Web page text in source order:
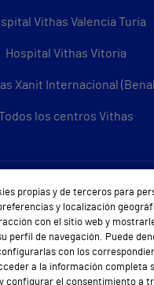
Vithas Valencia Turia
Hospital Vithas Vitoria
Xanit Internacional
los centros Vithas
Sobre Vithas
Quiénes somos
Trabajar en Vithas
Teléfono Cita Médica
propias y de terceros para
y localización
con el sitio web y
perfil de navegación. Puede
con los
a la información completa
configurar el consentimiento a